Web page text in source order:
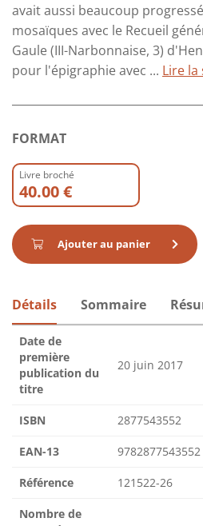
avait aussi beaucoup
mosaïques avec le Recueil
Gaule (III-Narbonnaise, 3)
pour l'épigraphie avec ... Lire la
FORMAT
Livre broché
40.00 €
Ajouter au panier
Détails Sommaire
Date de
première
publication du
titre
20 juin 2017
ISBN 2877543552
EAN-13 9782877543552
Référence 121522-26
Nombre de